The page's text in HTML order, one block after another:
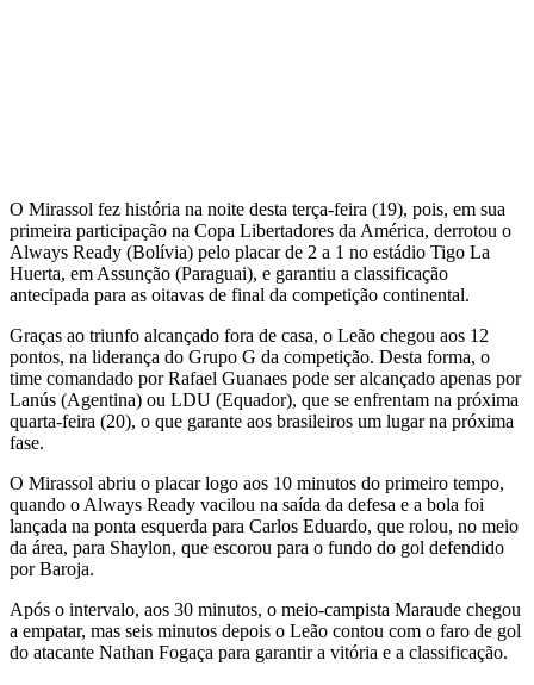
O Mirassol fez história na noite desta terça-feira (19), pois, em sua
primeira participação na Copa Libertadores da América, derrotou o
Always Ready (Bolívia) pelo placar de 2 a 1 no estádio Tigo La
Huerta, em Assunção (Paraguai), e garantiu a classificação
antecipada para as oitavas de final da competição continental.
Graças ao triunfo alcançado fora de casa, o Leão chegou aos 12
pontos, na liderança do Grupo G da competição. Desta forma, o
time comandado por Rafael Guanaes pode ser alcançado apenas por
Lanús (Agentina) ou LDU (Equador), que se enfrentam na próxima
quarta-feira (20), o que garante aos brasileiros um lugar na próxima
fase.
O Mirassol abriu o placar logo aos 10 minutos do primeiro tempo,
quando o Always Ready vacilou na saída da defesa e a bola foi
lançada na ponta esquerda para Carlos Eduardo, que rolou, no meio
da área, para Shaylon, que escorou para o fundo do gol defendido
por Baroja.
Após o intervalo, aos 30 minutos, o meio-campista Maraude chegou
a empatar, mas seis minutos depois o Leão contou com o faro de gol
do atacante Nathan Fogaça para garantir a vitória e a classificação.